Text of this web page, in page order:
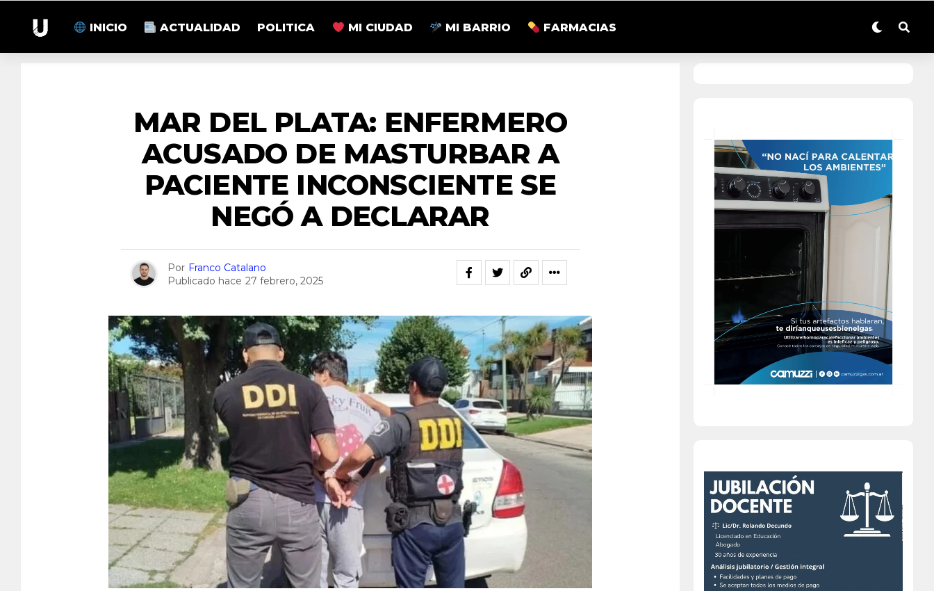
INICIO ACTUALIDAD POLITICA MI CIUDAD MI BARRIO FARMACIAS
MAR DEL PLATA: ENFERMERO
ACUSADO DE MASTURBAR A
PACIENTE INCONSCIENTE SE
NEGÓ A DECLARAR
Por Franco Catalano
Publicado hace 27 febrero, 2025